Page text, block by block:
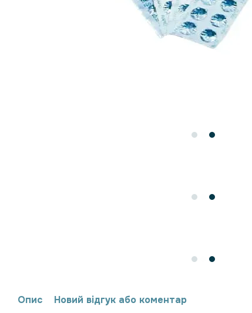
Опис Новий відгук або коментар